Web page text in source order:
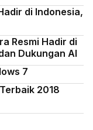
di Indonesia,
Resmi Hadir di
Dukungan AI
7
2018